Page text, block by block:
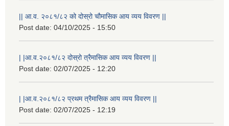
|| आ.व. २०८१/८२ को दोस्रो चौमासिक आय व्यय विवरण ||
Post date: 04/10/2025 - 15:50
| |आ.व.२०८१/८२ दोस्रो त्रैमासिक आय व्यय विवरण ||
Post date: 02/07/2025 - 12:20
| |आ.व.२०८१/८२ प्रथम त्रैमासिक आय व्यय विवरण ||
Post date: 02/07/2025 - 12:19